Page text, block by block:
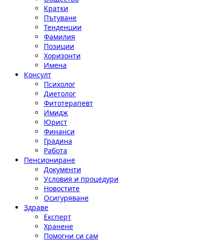
Кратки
Пътуване
Тенденции
Фамилия
Позиции
Хоризонти
Имена
Консулт
Психолог
Диетолог
Фитотерапевт
Имидж
Юрист
Финанси
Градина
Работа
Пенсиониране
Документи
Условия и процедури
Новостите
Осигуряване
Здраве
Експерт
Хранене
Помогни си сам